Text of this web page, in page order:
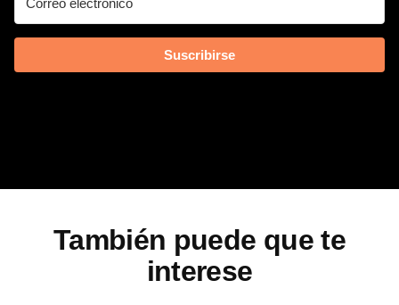
Suscribirse
También puede que te
interese